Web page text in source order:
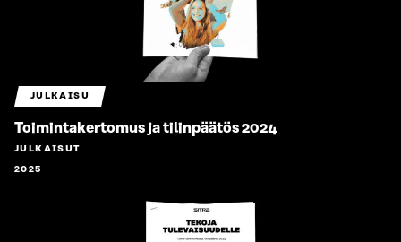
JULKAISU
Toimintakertomus ja tilinpäätös 2024
JULKAISUT
2025